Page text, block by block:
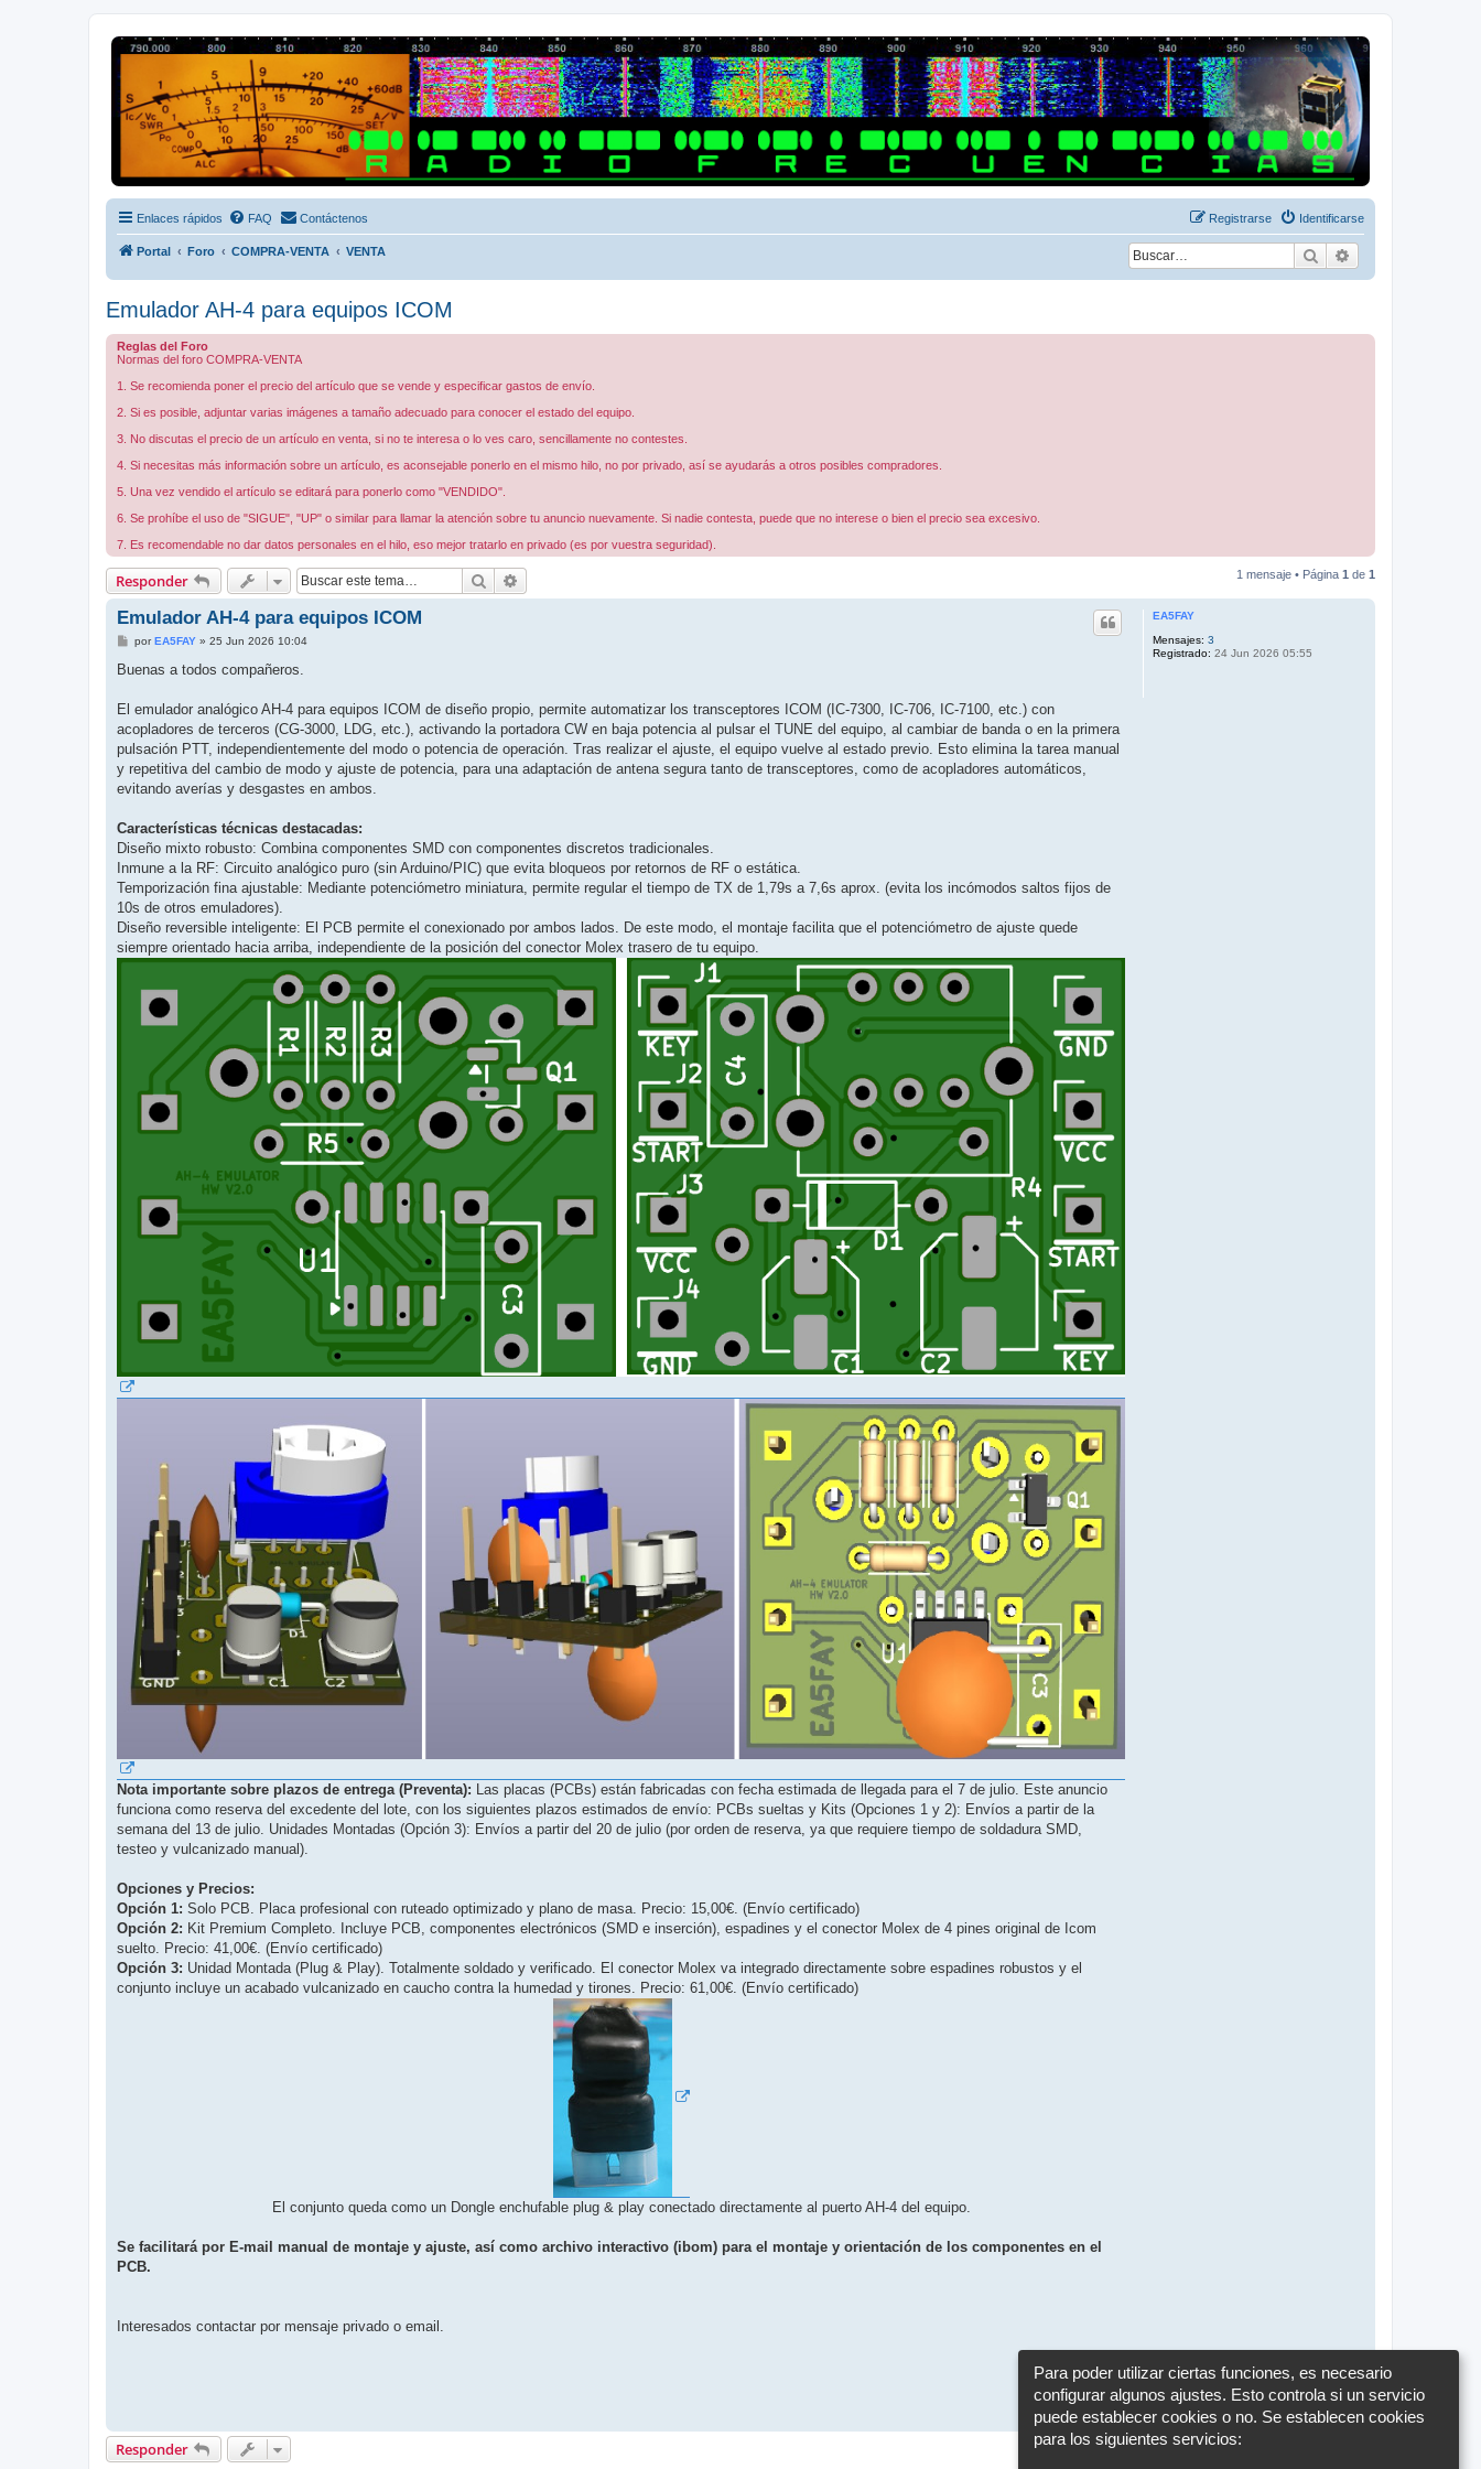
Radio Frecuencias
Foro de Radio Frecuencias
Enlaces rápidos FAQ Contáctenos Identificarse
Registrarse
Portal Foro COMPRA-VENTA VENTA Buscar
Emulador AH-4 para equipos ICOM
Reglas del Foro
Normas del foro COMPRA-VENTA
1. Se recomienda poner el precio del artículo que se vende y especificar gastos de envío.
2. Si es posible, adjuntar varias imágenes a tamaño adecuado para conocer el estado del equipo.
3. No discutas el precio de un artículo en venta, si no te interesa o lo ves caro, sencillamente no contestes.
4. Si necesitas más información sobre un artículo, es aconsejable ponerlo en el mismo hilo, no por privado, así se ayudarás a otros posibles compradores.
5. Una vez vendido el artículo se editará para ponerlo como "VENDIDO".
6. Se prohíbe el uso de "SIGUE", "UP" o similar para llamar la atención sobre tu anuncio nuevamente. Si nadie contesta, puede que no interese o bien el precio sea excesivo.
7. Es recomendable no dar datos personales en el hilo, eso mejor tratarlo en privado (es por vuestra seguridad).
Responder Buscar 1 mensaje • Página 1 de 1
EA5FAY
Mensajes: 3
Registrado: 24 Jun 2026 05:55
Emulador AH-4 para equipos ICOM
M
n
porEA5FAY» 25 Jun 2026 10:04
Buenas a todos compañeros.
El emulador analógico AH-4 para equipos ICOM de diseño propio, permite automatizar los transceptores ICOM (IC-7300, IC-706, IC-7100, etc.) con
acopladores de terceros (CG-3000, LDG, etc.), activando la portadora CW en baja potencia al pulsar el TUNE del equipo, al cambiar de banda o en la primera
pulsación PTT, independientemente del modo o potencia de operación. Tras realizar el ajuste, el equipo vuelve al estado previo. Esto elimina la tarea manual
y repetitiva del cambio de modo y ajuste de potencia, para una adaptación de antena segura tanto de transceptores, como de acopladores automáticos,
evitando averías y desgastes en ambos.
Características técnicas destacadas:
Diseño mixto robusto: Combina componentes SMD con componentes discretos tradicionales.
Inmune a la RF: Circuito analógico puro (sin Arduino/PIC) que evita bloqueos por retornos de RF o estática.
Temporización fina ajustable: Mediante potenciómetro miniatura, permite regular el tiempo de TX de 1,79s a 7,6s aprox. (evita los incómodos saltos fijos de
10s de otros emuladores).
Diseño reversible inteligente: El PCB permite el conexionado por ambos lados. De este modo, el montaje facilita que el potenciómetro de ajuste quede
siempre orientado hacia arriba, independiente de la posición del conector Molex trasero de tu equipo.
Nota importante sobre plazos de entrega (Preventa): Las placas (PCBs) están fabricadas con fecha estimada de llegada para el 7 de julio. Este anuncio
funciona como reserva del excedente del lote, con los siguientes plazos estimados de envío: PCBs sueltas y Kits (Opciones 1 y 2): Envíos a partir de la
semana del 13 de julio. Unidades Montadas (Opción 3): Envíos a partir del 20 de julio (por orden de reserva, ya que requiere tiempo de soldadura SMD,
testeo y vulcanizado manual).
Opciones y Precios:
Opción 1: Solo PCB. Placa profesional con ruteado optimizado y plano de masa. Precio: 15,00€. (Envío certificado)
Opción 2: Kit Premium Completo. Incluye PCB, componentes electrónicos (SMD e inserción), espadines y el conector Molex de 4 pines original de Icom
suelto. Precio: 41,00€. (Envío certificado)
Opción 3: Unidad Montada (Plug & Play). Totalmente soldado y verificado. El conector Molex va integrado directamente sobre espadines robustos y el
conjunto incluye un acabado vulcanizado en caucho contra la humedad y tirones. Precio: 61,00€. (Envío certificado)
El conjunto queda como un Dongle enchufable plug & play conectado directamente al puerto AH-4 del equipo.
Se facilitará por E-mail manual de montaje y ajuste, así como archivo interactivo (ibom) para el montaje y orientación de los componentes en el
PCB.
Interesados contactar por mensaje privado o email.
A
Responder 1 mensaje • Página
Para poder utilizar ciertas funciones, es necesario
configurar algunos ajustes. Esto controla si un servicio
puede establecer cookies o no. Se establecen cookies
para los siguientes servicios: